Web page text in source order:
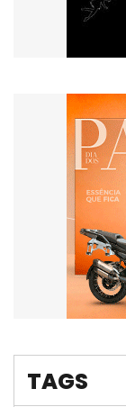
TAGS